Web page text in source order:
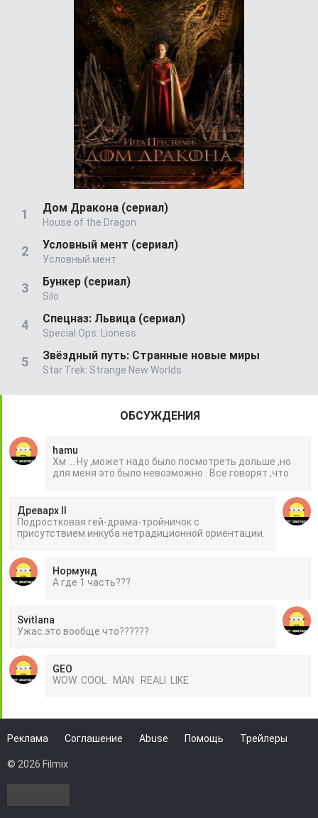
Дом Дракона (сериал)
House of the Dragon
Условный мент (сериал)
Условный мент
Бункер (сериал)
Silo
Спецназ: Львица (сериал)
Special Ops: Lioness
Звёздный путь: Странные новые миры
Star Trek: Strange New Worlds
ОБСУЖДЕНИЯ
hamu
Хм ... Ну ,может надо было посмотреть дольше ,но
для меня это было невозможно . Все говорят ,что
Древарх II
Подростковая гей-драма-тройничок с
присутствием инкуба нетрадиционной ориентации.
Нормунд
А где 1 часть???
Svitlana
Ужас.это вообще что??????
GEO
WOW COOL MAN REALI LIKE
Реклама Соглашение Abuse Помощь Трейлеры
© 2026 Filmix